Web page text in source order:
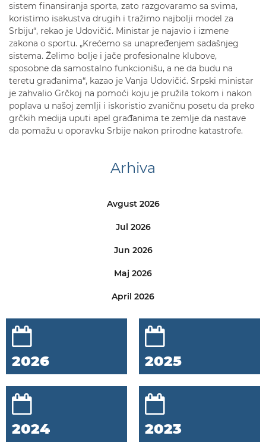
sistem finansiranja sporta, zato razgovaramo sa svima,
koristimo isakustva drugih i tražimo najbolji model za
Srbiju“, rekao je Udovičić. Ministar je najavio i izmene
zakona o sportu. „Krećemo sa unapređenjem sadašnjeg
sistema. Želimo bolje i jače profesionalne klubove,
sposobne da samostalno funkcionišu, a ne da budu na
teretu građanima“, kazao je Vanja Udovičić. Srpski ministar
je zahvalio Grčkoj na pomoći koju je pružila tokom i nakon
poplava u našoj zemlji i iskoristio zvaničnu posetu da preko
grčkih medija uputi apel građanima te zemlje da nastave
da pomažu u oporavku Srbije nakon prirodne katastrofe.
Arhiva
Avgust 2026
Jul 2026
Jun 2026
Maj 2026
April 2026
2026 2025
2024 2023